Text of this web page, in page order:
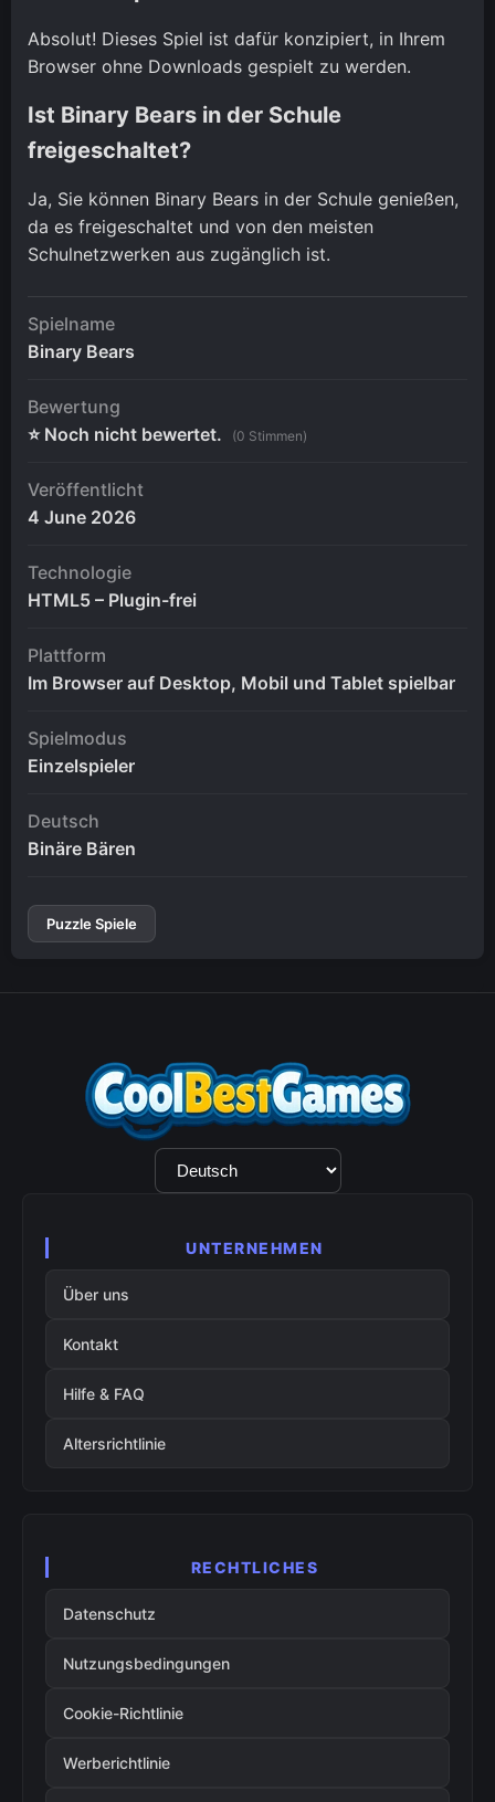
Absolut! Dieses Spiel ist dafür konzipiert, in Ihrem
Browser ohne Downloads gespielt zu werden.
Ist Binary Bears in der Schule
freigeschaltet?
Ja, Sie können Binary Bears in der Schule genießen,
da es freigeschaltet und von den meisten
Schulnetzwerken aus zugänglich ist.
Spielname
Binary Bears
Bewertung
⭐ Noch nicht bewertet.
(0 Stimmen)
Veröffentlicht
4 June 2026
Technologie
HTML5 – Plugin-frei
Plattform
Im Browser auf Desktop, Mobil und Tablet spielbar
Spielmodus
Einzelspieler
Deutsch
Binäre Bären
Puzzle Spiele
Sprachauswahl
UNTERNEHMEN
Über uns
Kontakt
Hilfe & FAQ
Altersrichtlinie
RECHTLICHES
Datenschutz
Nutzungsbedingungen
Cookie-Richtlinie
Werberichtlinie